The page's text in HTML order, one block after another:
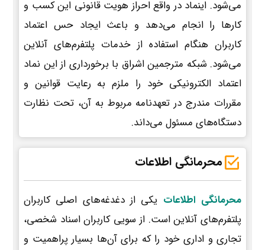
می‌شود. اینماد در واقع احراز هویت قانونی این کسب و
کارها را انجام می‌دهد و باعث ایجاد حس اعتماد
کاربران هنگام استفاده از خدمات پلتفرم‌های آنلاین
می‌شود. شبکه مترجمین اشراق با برخورداری از این نماد
اعتماد الکترونیکی خود را ملزم به رعایت قوانین و
مقررات مندرج در تعهدنامه مربوط به آن، تحت نظارت
دستگاه‌های مسئول می‌داند.
محرمانگی اطلاعات
محرمانگی اطلاعات یکی از دغدغه‌های اصلی کاربران
پلتفرم‌های آنلاین است. از سویی کاربران اسناد شخصی،
تجاری و اداری خود را که برای آن‌ها بسیار پراهمیت و